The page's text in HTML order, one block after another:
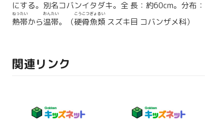
にする。 別名コバンイタダキ。 全長 ： 約60cm。 分布 ：
熱帯
ねったい
から温帯
おんたい
。（硬骨魚類
こうこつぎょるい
スズキ目 コバンザメ科）
関連リンク